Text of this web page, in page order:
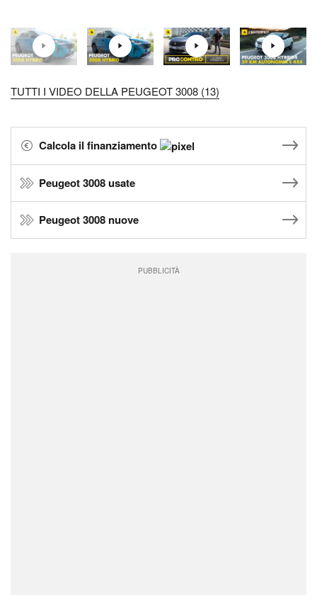
TUTTI I VIDEO DELLA PEUGEOT 3008 (13)
Calcola il finanziamento
Peugeot 3008 usate
Peugeot 3008 nuove
PUBBLICITÀ